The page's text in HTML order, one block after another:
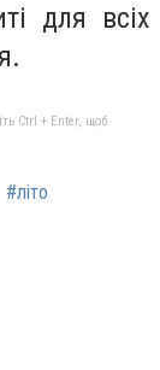
для всіх
Ctrl + Enter, щоб
#літо